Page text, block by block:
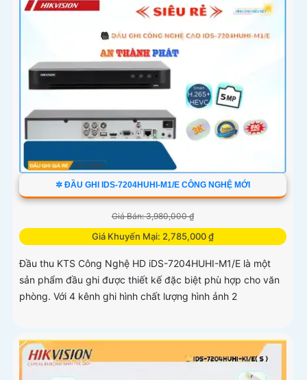
✲ ĐẦU GHI IDS-7204HUHI-M1/E CÔNG NGHỆ MỚI
Giá Bán: 3,980,000 ₫
Giá Khuyến Mại: 2,785,000 ₫
Đầu thu KTS Công Nghệ HD iDS-7204HUHI-M1/E là một
sản phẩm đầu ghi được thiết kế đặc biệt phù hợp cho văn
phòng. Với 4 kênh ghi hình chất lượng hình ảnh 2